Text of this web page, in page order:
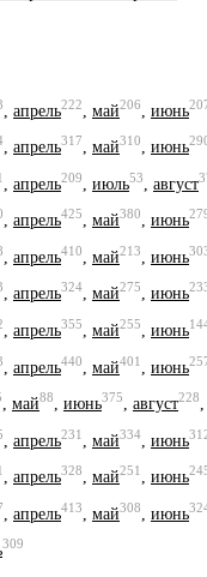
апрель222 май206 июнь
, апрель317, май310, июнь
апрель209 июль53 август
, апрель425, май380, июнь
апрель410 май213 июнь
, апрель324, май275, июнь
апрель355 май255 июнь
апрель440 май401 июнь
, май88, июнь375, август228,
апрель231 май334 июнь
, апрель328, май251, июнь
апрель413 май308 июнь
309